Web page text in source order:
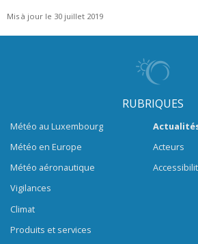
Mis à jour le 30 juillet 2019
RUBRIQUES
Météo au Luxembourg
Météo en Europe
Météo aéronautique
Vigilances
Climat
Produits et services
Acteurs